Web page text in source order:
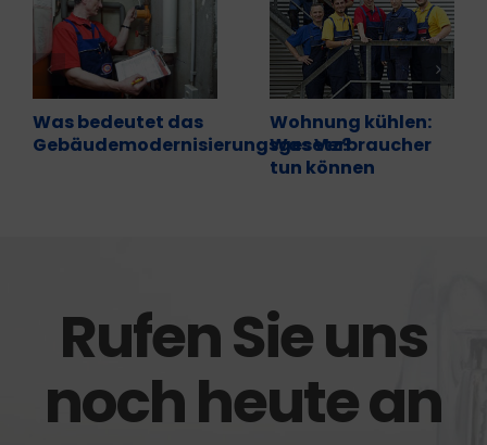
Was bedeutet das
Gebäudemodernisierungsgesetz?
Wohnung kühlen:
Was Verbraucher
tun können
Rufen Sie uns
noch heute an